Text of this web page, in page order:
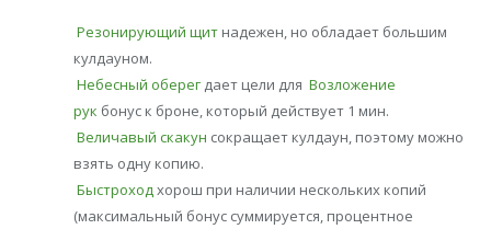
Резонирующий щит надежен, но обладает большим
кулдауном.
Небесный оберег дает цели для Возложение
рук бонус к броне, который действует 1 мин.
Величавый скакун сокращает кулдаун, поэтому можно
взять одну копию.
Быстроходхорош при наличии нескольких копий
(максимальный бонус суммируется, процентное